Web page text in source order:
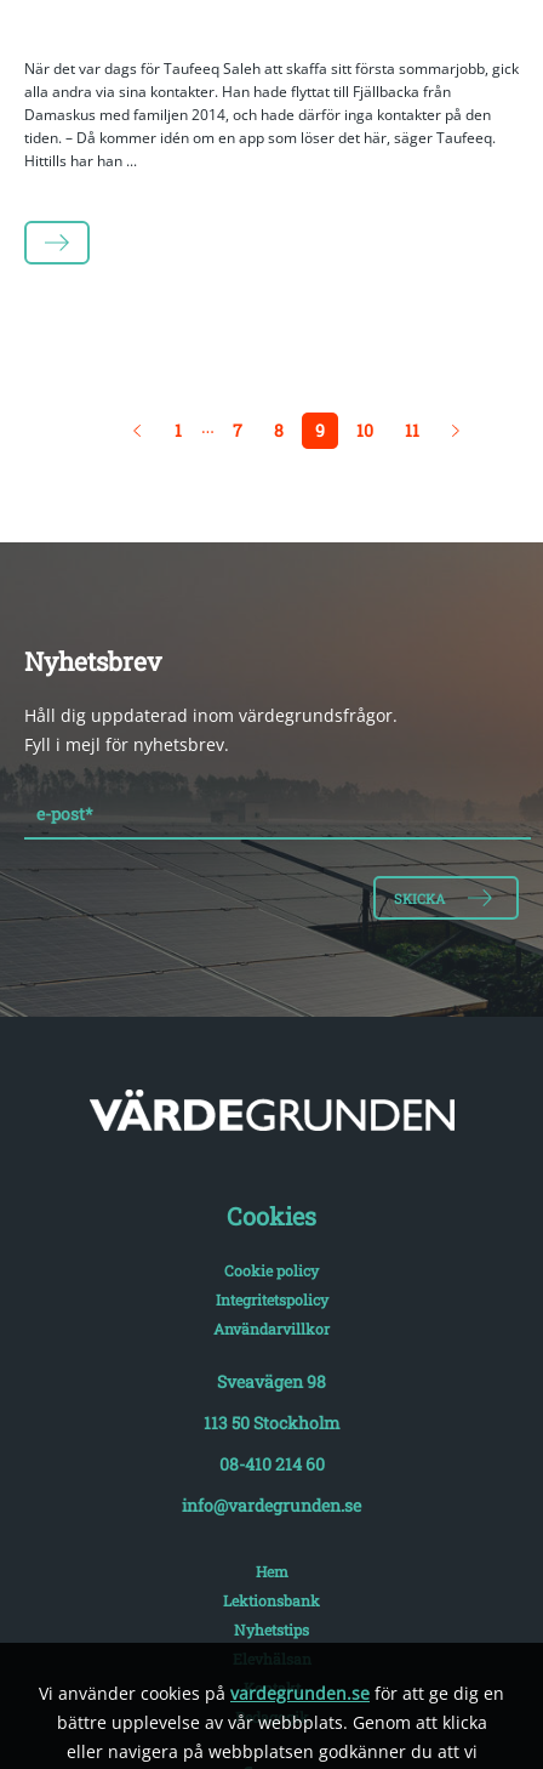
Vi använder cookies på vardegrunden.se för att ge dig en
bättre upplevelse av vår webbplats. Genom att klicka
eller navigera på webbplatsen godkänner du att vi
När det var dags för Taufeeq Saleh att skaffa sitt första sommarjobb, gick
alla andra via sina kontakter. Han hade flyttat till Fjällbacka från
Damaskus med familjen 2014, och hade därför inga kontakter på den
tiden. – Då kommer idén om en app som löser det här, säger Taufeeq.
Hittills har han ...
LÄS MER
1 … 7 8 9 10 11
Nyhetsbrev
Håll dig uppdaterad inom värdegrundsfrågor.
Fyll i mejl för nyhetsbrev.
e-post*
Cookies
Cookie policy
Integritetspolicy
Användarvillkor
Sveavägen 98
113 50 Stockholm
08-410 214 60
info@vardegrunden.se
Hem
Lektionsbank
Nyhetstips
Kontakt
Pedagogik